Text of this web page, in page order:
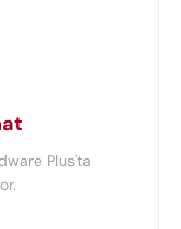
Plus'ta